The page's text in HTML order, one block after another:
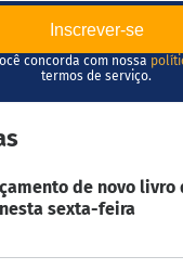
concorda com nossa
termos de serviço.
de novo livro
sexta-feira